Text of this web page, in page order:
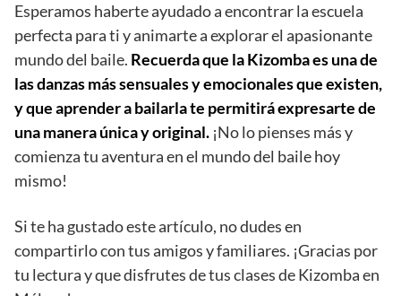
Esperamos haberte ayudado a encontrar la escuela
perfecta para ti y animarte a explorar el apasionante
mundo del baile. Recuerda que la Kizomba es una de
las danzas más sensuales y emocionales que existen,
y que aprender a bailarla te permitirá expresarte de
una manera única y original. ¡No lo pienses más y
comienza tu aventura en el mundo del baile hoy
mismo!
Si te ha gustado este artículo, no dudes en
compartirlo con tus amigos y familiares. ¡Gracias por
tu lectura y que disfrutes de tus clases de Kizomba en